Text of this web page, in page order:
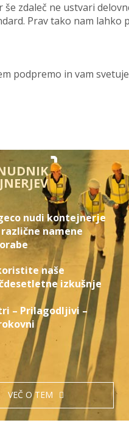
še zdaleč ne ustvari
Prav tako nam
podpremo in vam
nudi kontejnerje
namene
naše
izkušnje
– Prilagodljivi –
VEČ O TEM